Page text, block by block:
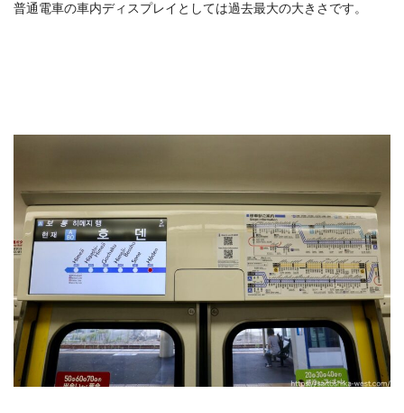
普通電車の車内ディスプレイとしては過去最大の大きさです。